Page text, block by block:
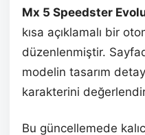
Mx 5 Speedster
kısa açıklamalı bir
düzenlenmiştir.
modelin tasarım
karakterini
Bu güncellemede